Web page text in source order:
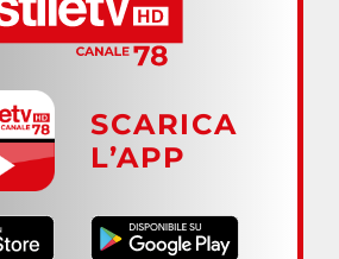
SCARICA
L’APP